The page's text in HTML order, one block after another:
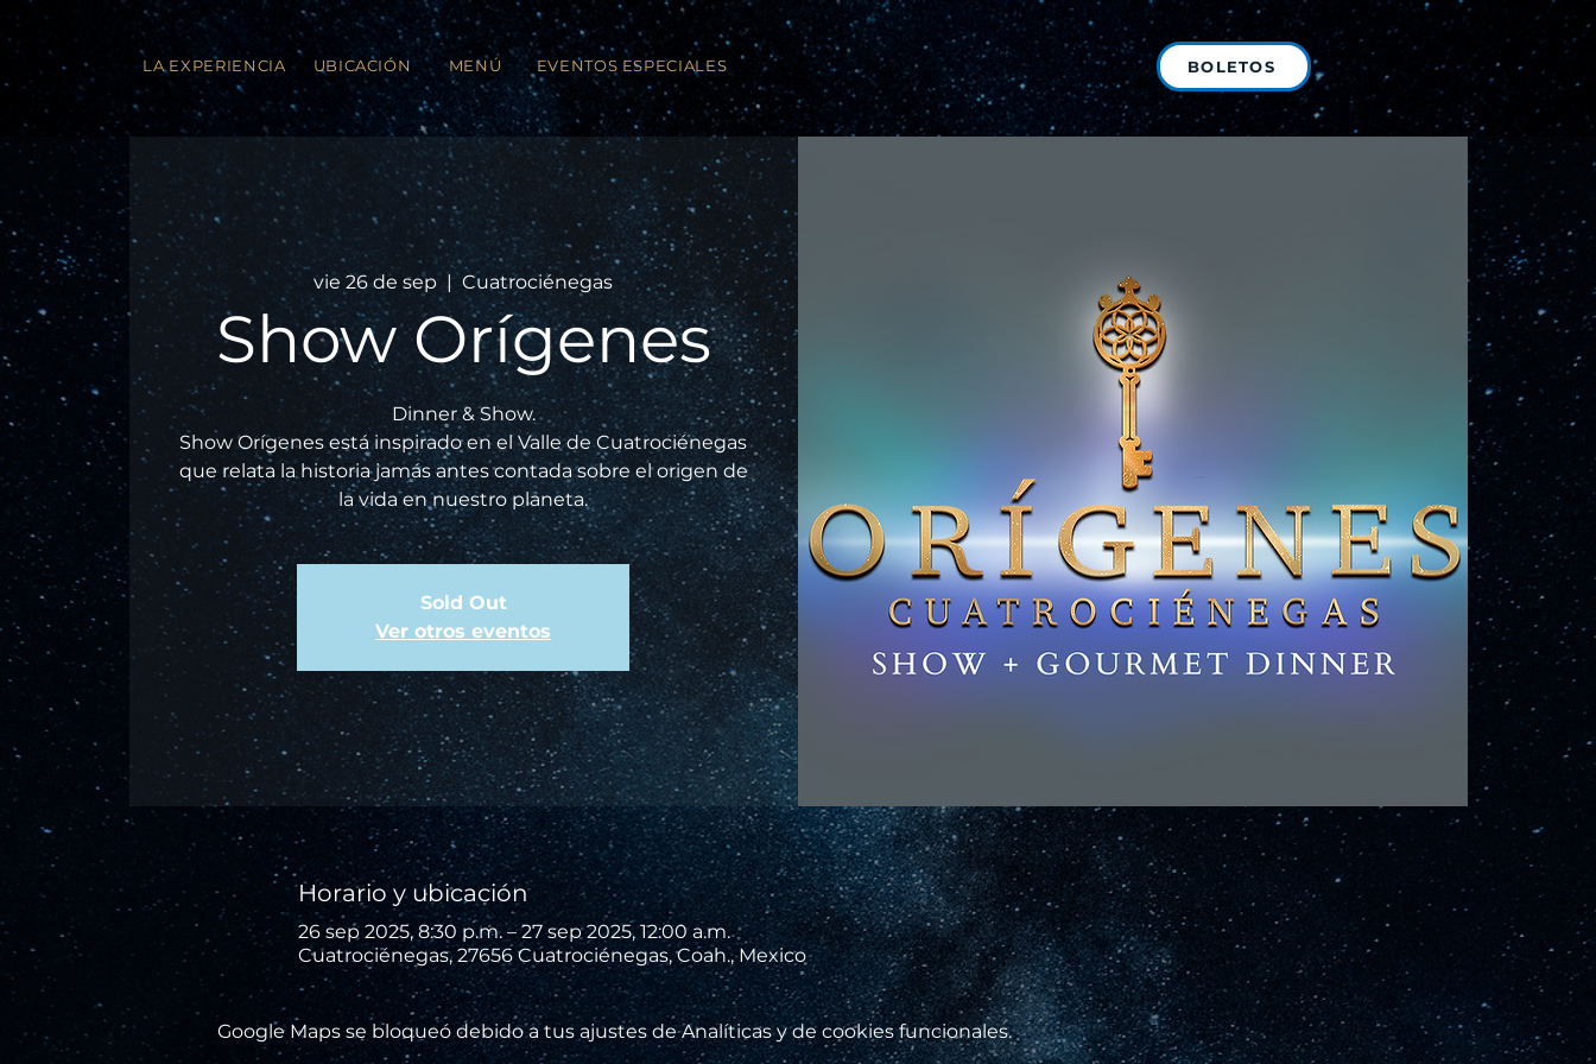
LA EXPERIENCIA UBICACIÓN MENÚ EVENTOS ESPECIALES BOLETOS
vie 26 de sep
  |
Cuatrociénegas
Show Orígenes
Dinner & Show.
Show Orígenes está inspirado en el Valle de Cuatrociénegas
que relata la historia jamás antes contada sobre el origen de
la vida en nuestro planeta.
Sold Out
Ver otros eventos
Horario y ubicación
26 sep 2025, 8:30 p.m. – 27 sep 2025, 12:00 a.m.
Cuatrociénegas, 27656 Cuatrociénegas, Coah., Mexico
Google Maps se bloqueó debido a tus ajustes de Analíticas y de cookies funcionales.